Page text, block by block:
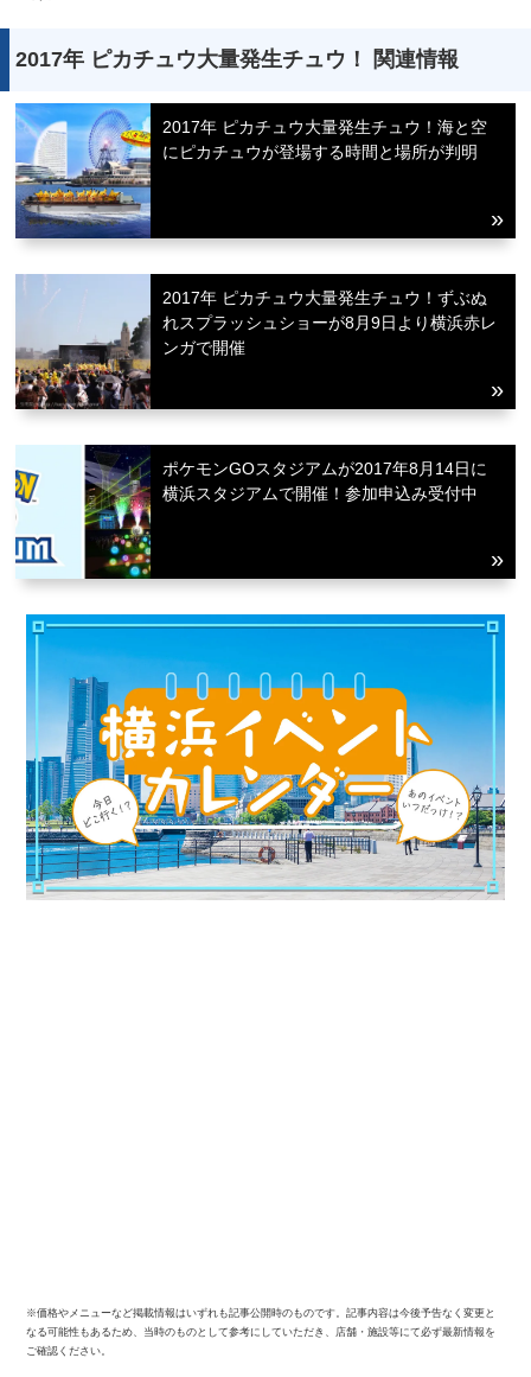
2017年 ピカチュウ大量発生チュウ！ 関連情報
2017年 ピカチュウ大量発生チュウ！海と空
にピカチュウが登場する時間と場所が判明
2017年 ピカチュウ大量発生チュウ！ずぶぬ
れスプラッシュショーが8月9日より横浜赤レ
ンガで開催
ポケモンGOスタジアムが2017年8月14日に
横浜スタジアムで開催！参加申込み受付中
※価格やメニューなど掲載情報はいずれも記事公開時のものです。記事内容は今後予告なく変更と
なる可能性もあるため、当時のものとして参考にしていただき、店舗・施設等にて必ず最新情報を
ご確認ください。